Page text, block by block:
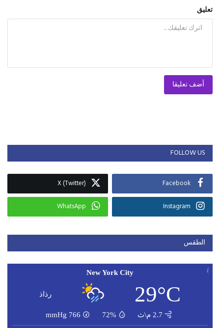
تعليق
أضف تعليقا
FOLLOW US
Facebook
X (Twitter)
Instagram
WhatsApp
الطقس
New York City
29°C رذاذ
2.7 م\ث 72%
766
mmHg